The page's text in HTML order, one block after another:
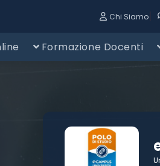
Chi Siamo|
Formazione Docenti